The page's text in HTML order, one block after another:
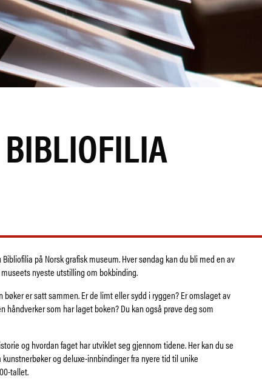
på Norsk grafisk museum. Hver søndag kan du bli med en av
nyeste utstilling om bokbinding.
er satt sammen. Er de limt eller sydd i ryggen? Er omslaget av
håndverker som har laget boken? Du kan også prøve deg som
og hvordan faget har utviklet seg gjennom tidene. Her kan du se
og deluxe-innbindinger fra nyere tid til unike
tallet.